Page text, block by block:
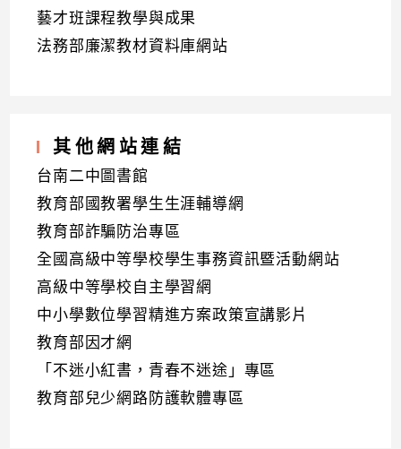
藝才班課程教學與成果
法務部廉潔教材資料庫網站
其他網站連結
台南二中圖書館
教育部國教署學生生涯輔導網
教育部詐騙防治專區
全國高級中等學校學生事務資訊暨活動網站
高級中等學校自主學習網
中小學數位學習精進方案政策宣講影片
教育部因才網
「不迷小紅書，青春不迷途」專區
教育部兒少網路防護軟體專區